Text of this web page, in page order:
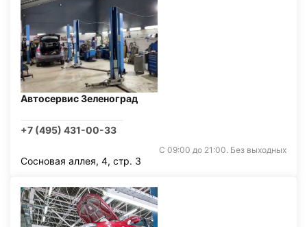
Автосервис Зеленоград
+7 (495) 431-00-33
С 09:00 до 21:00. Без выходных
Сосновая аллея, 4, стр. 3